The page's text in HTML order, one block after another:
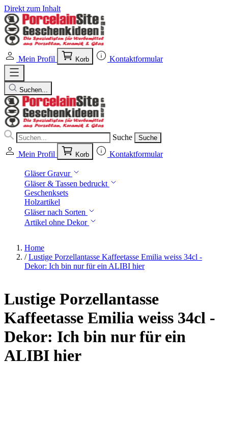
Direkt zum Inhalt
Mein Profil Korb Kontaktformular
Suchen...
Suche Suche
Mein Profil Korb Kontaktformular
Gläser Gravur
Gläser & Tassen bedruckt
Geschenksets
Holzartikel
Gläser nach Sorten
Artikel ohne Dekor
Home
/ Lustige Porzellantasse Kaffeetasse Emilia weiss 34cl -
Dekor: Ich bin nur für ein ALIBI hier
Lustige Porzellantasse
Kaffeetasse Emilia weiss 34cl -
Dekor: Ich bin nur für ein
ALIBI hier